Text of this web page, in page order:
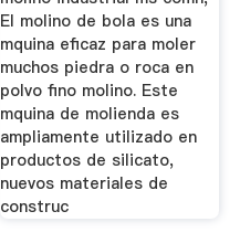
El molino de bola es una
mquina eficaz para moler
muchos piedra o roca en
polvo fino molino. Este
mquina de molienda es
ampliamente utilizado en
productos de silicato,
nuevos materiales de
construc